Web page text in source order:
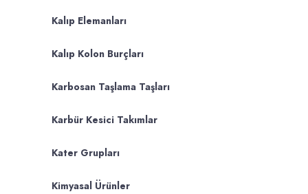
Kalıp Elemanları
Kalıp Kolon Burçları
Karbosan Taşlama Taşları
Karbür Kesici Takımlar
Kater Grupları
Kimyasal Ürünler